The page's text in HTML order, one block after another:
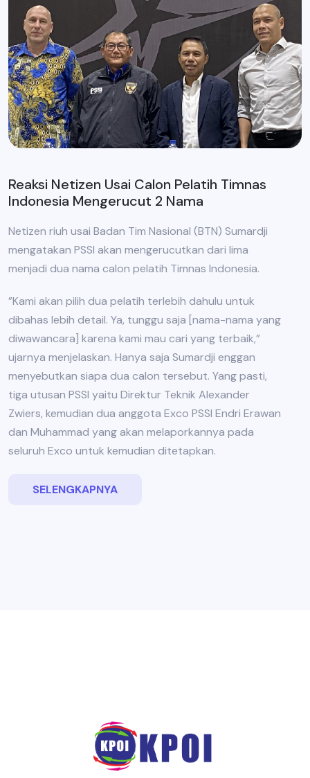
Reaksi Netizen Usai Calon Pelatih Timnas
Indonesia Mengerucut 2 Nama
Netizen riuh usai Badan Tim Nasional (BTN) Sumardji
mengatakan PSSI akan mengerucutkan dari lima
menjadi dua nama calon pelatih Timnas Indonesia.
”Kami akan pilih dua pelatih terlebih dahulu untuk
dibahas lebih detail. Ya, tunggu saja [nama-nama yang
diwawancara] karena kami mau cari yang terbaik,”
ujarnya menjelaskan. Hanya saja Sumardji enggan
menyebutkan siapa dua calon tersebut. Yang pasti,
tiga utusan PSSI yaitu Direktur Teknik Alexander
Zwiers, kemudian dua anggota Exco PSSI Endri Erawan
dan Muhammad yang akan melaporkannya pada
seluruh Exco untuk kemudian ditetapkan.
SELENGKAPNYA